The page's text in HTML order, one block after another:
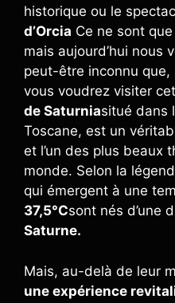
historique ou le
d’Orcia Ce ne sont
mais aujourd’hui nous
peut-être inconnu que,
vous voudrez visiter
de Saturniasitué dans
Toscane, est un
et l’un des plus beaux
monde. Selon la
qui émergent à une
37,5°Csont nés d’une
Saturne.
Mais, au-delà de leur
une expérience